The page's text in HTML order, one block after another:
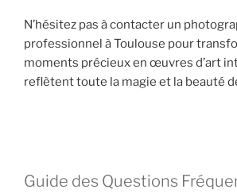
N’hésitez pas à contacter un
professionnel à Toulouse pour
moments précieux en œuvres d’art
reflètent toute la magie et la beauté
Guide des Questions